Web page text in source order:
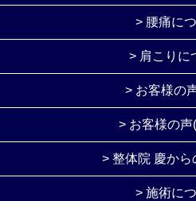
> 腰痛に
> 肩こりに
> お客様の
> お客様の声
> 整体院 慶から
> 施術に